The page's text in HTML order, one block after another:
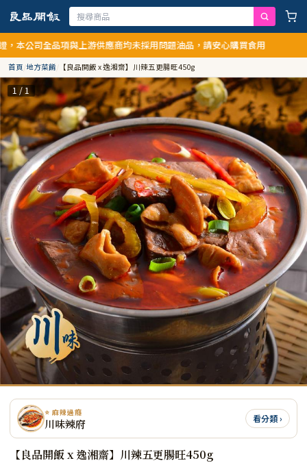
公司全品項與上游供應商均未採用問題油品，請安心購買食用
首頁/地方菜餚/ 【良品開飯 x 逸湘齋】川辣五更腸旺450g
1 / 1
⭐ 麻辣過癮
川味辣府 看分類 ›
【良品開飯 x 逸湘齋】川辣五更腸旺450g